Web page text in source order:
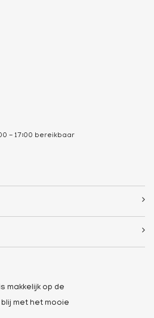
- 17:00 bereikbaar
makkelijk op de
met het mooie